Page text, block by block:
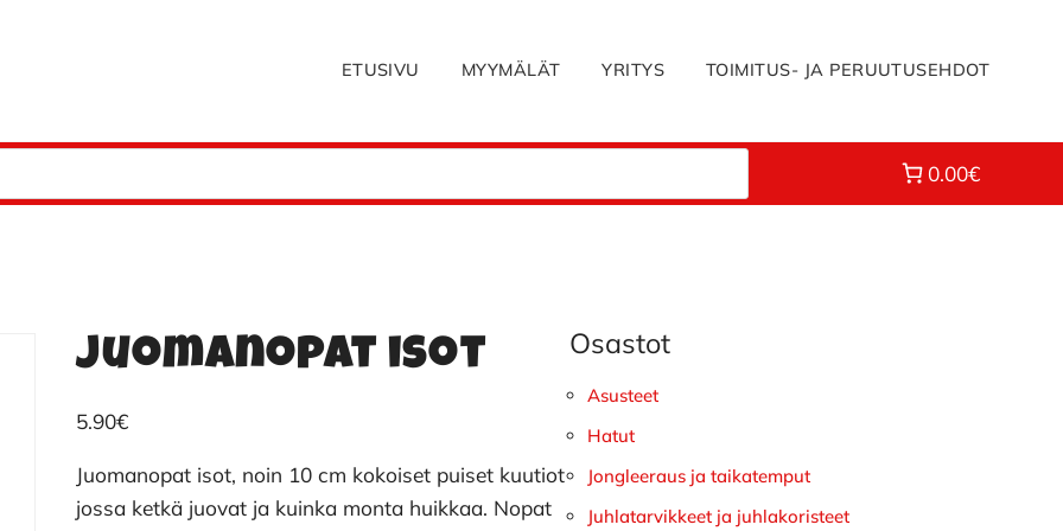
ETUSIVU MYYMÄLÄT YRITYS TOIMITUS- JA PERUUTUSEHDOT
0.00€
Juomanopat isot
5.90€
Juomanopat isot, noin 10 cm kokoiset puiset kuutiot
jossa ketkä juovat ja kuinka monta huikkaa. Nopat
Ensisijainen
sivupalkki
Osastot
Asusteet
Hatut
Jongleeraus ja taikatemput
Juhlatarvikkeet ja juhlakoristeet